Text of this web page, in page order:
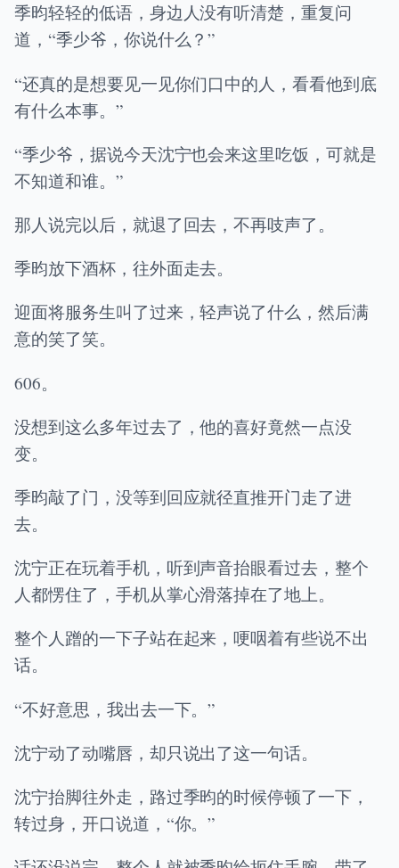
季昀轻轻的低语，身边人没有听清楚，重复问
道，“季少爷，你说什么？”
“还真的是想要见一见你们口中的人，看看他到底
有什么本事。”
“季少爷，据说今天沈宁也会来这里吃饭，可就是
不知道和谁。”
那人说完以后，就退了回去，不再吱声了。
季昀放下酒杯，往外面走去。
迎面将服务生叫了过来，轻声说了什么，然后满
意的笑了笑。
606。
没想到这么多年过去了，他的喜好竟然一点没
变。
季昀敲了门，没等到回应就径直推开门走了进
去。
沈宁正在玩着手机，听到声音抬眼看过去，整个
人都愣住了，手机从掌心滑落掉在了地上。
整个人蹭的一下子站在起来，哽咽着有些说不出
话。
“不好意思，我出去一下。”
沈宁动了动嘴唇，却只说出了这一句话。
沈宁抬脚往外走，路过季昀的时候停顿了一下，
转过身，开口说道，“你。”